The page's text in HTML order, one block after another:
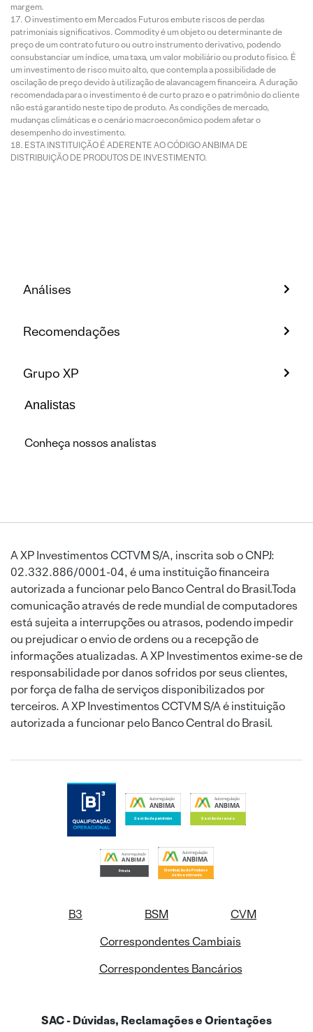
margem.
O investimento em Mercados Futuros embute riscos de perdas
patrimoniais significativos. Commodity é um objeto ou determinante de
preço de um contrato futuro ou outro instrumento derivativo, podendo
consubstanciar um índice, uma taxa, um valor mobiliário ou produto físico. É
um investimento de risco muito alto, que contempla a possibilidade de
oscilação de preço devido à utilização de alavancagem financeira. A duração
recomendada para o investimento é de curto prazo e o patrimônio do cliente
não está garantido neste tipo de produto. As condições de mercado,
mudanças climáticas e o cenário macroeconômico podem afetar o
desempenho do investimento.
ESTA INSTITUIÇÃO É ADERENTE AO CÓDIGO ANBIMA DE
DISTRIBUIÇÃO DE PRODUTOS DE INVESTIMENTO.
Análises
Recomendações
Grupo XP
Analistas
Conheça nossos analistas
A XP Investimentos CCTVM S/A, inscrita sob o CNPJ:
02.332.886/0001-04, é uma instituição financeira
autorizada a funcionar pelo Banco Central do Brasil.Toda
comunicação através de rede mundial de computadores
está sujeita a interrupções ou atrasos, podendo impedir
ou prejudicar o envio de ordens ou a recepção de
informações atualizadas. A XP Investimentos exime-se de
responsabilidade por danos sofridos por seus clientes,
por força de falha de serviços disponibilizados por
terceiros. A XP Investimentos CCTVM S/A é instituição
autorizada a funcionar pelo Banco Central do Brasil.
B3 BSM
CVM
Correspondentes Cambiais
Correspondentes Bancários
SAC - Dúvidas, Reclamações e Orientações